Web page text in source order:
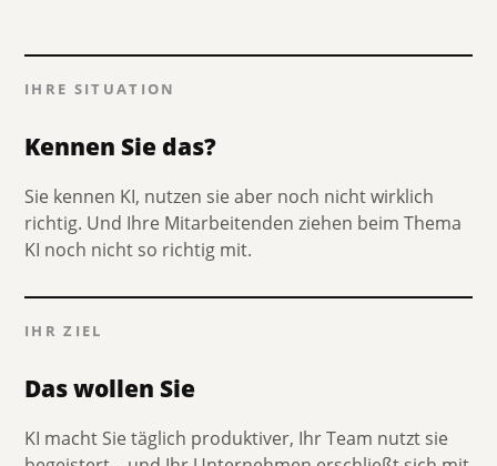
IHRE SITUATION
Kennen Sie das?
Sie kennen KI, nutzen sie aber noch nicht wirklich
richtig. Und Ihre Mitarbeitenden ziehen beim Thema
KI noch nicht so richtig mit.
IHR ZIEL
Das wollen Sie
KI macht Sie täglich produktiver, Ihr Team nutzt sie